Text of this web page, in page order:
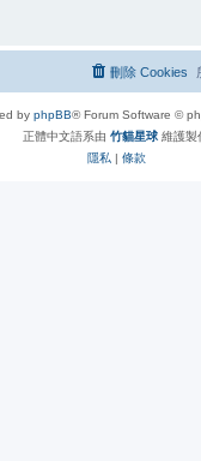
刪除 Cookies
by phpBB® Forum Software ©
正體中文語系由 竹貓星球 維護製
隱私 | 條款